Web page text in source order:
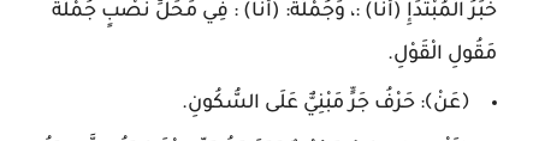
خَبَرُ الْمُبْتَدَإِ (أَنَا) :، وَجُمْلَةُ: (أَنَا) : فِي مَحَلِّ نَصْبٍ جُمْلَةُ
مَقُولِ الْقَوْلِ.
﴿عَنْ﴾: حَرْفُ جَرٍّ مَبْنِيٌّ عَلَى السُّكُونِ.